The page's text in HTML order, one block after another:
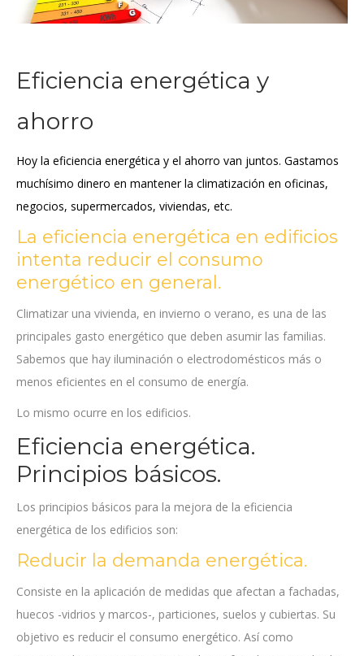
Eficiencia energética y
ahorro
Hoy la eficiencia energética y el ahorro van juntos. Gastamos
muchísimo dinero en mantener la climatización en oficinas,
negocios, supermercados, viviendas, etc.
La eficiencia energética en edificios
intenta reducir el consumo
energético en general.
Climatizar una vivienda, en invierno o verano, es una de las
principales gasto energético que deben asumir las familias.
Sabemos que hay iluminación o electrodomésticos más o
menos eficientes en el consumo de energía.
Lo mismo ocurre en los edificios.
Eficiencia energética.
Principios básicos.
Los principios básicos para la mejora de la eficiencia
energética de los edificios son:
Reducir la demanda energética.
Consiste en la aplicación de medidas que afectan a fachadas,
huecos -vidrios y marcos-, particiones, suelos y cubiertas. Su
objetivo es reducir el consumo energético. Así como